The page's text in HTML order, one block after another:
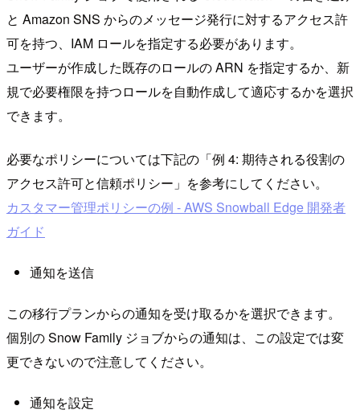
と Amazon SNS からのメッセージ発行に対するアクセス許
可を持つ、IAM ロールを指定する必要があります。
ユーザーが作成した既存のロールの ARN を指定するか、新
規で必要権限を持つロールを自動作成して適応するかを選択
できます。
必要なポリシーについては下記の「例 4: 期待される役割の
アクセス許可と信頼ポリシー」を参考にしてください。
カスタマー管理ポリシーの例 - AWS Snowball Edge 開発者
ガイド
通知を送信
この移行プランからの通知を受け取るかを選択できます。
個別の Snow Family ジョブからの通知は、この設定では変
更できないので注意してください。
通知を設定